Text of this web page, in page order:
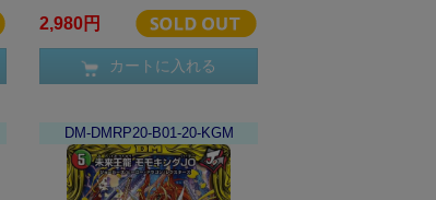
2,980円
カートに入れる
DM-DMRP20-B01-20-KGM